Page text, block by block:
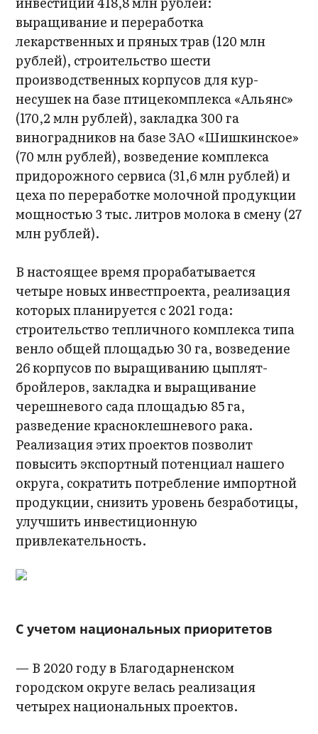
выращивание и переработка
лекарственных и пряных трав (120 млн
рублей), строительство шести
производственных корпусов для кур-
несушек на базе птицекомплекса «Альянс»
(170,2 млн рублей), закладка 300 га
виноградников на базе ЗАО «Шишкинское»
(70 млн рублей), возведение комплекса
придорожного сервиса (31,6 млн рублей) и
цеха по переработке молочной продукции
мощностью 3 тыс. литров молока в смену (27
млн рублей).
В настоящее время прорабатывается
четыре новых инвестпроекта, реализация
которых планируется с 2021 года:
строительство тепличного комплекса типа
венло общей площадью 30 га, возведение
26 корпусов по выращиванию цыплят-
бройлеров, закладка и выращивание
черешневого сада площадью 85 га,
разведение красноклешневого рака.
Реализация этих проектов позволит
повысить экспортный потенциал нашего
округа, сократить потребление импортной
продукции, снизить уровень безработицы,
улучшить инвестиционную
привлекательность.
С учетом национальных приоритетов
— В 2020 году в Благодарненском
городском округе велась реализация
четырех национальных проектов.